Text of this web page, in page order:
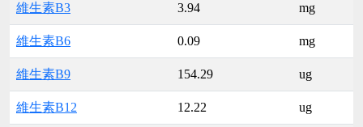
維生素B3 3.94 mg
維生素B6 0.09 mg
維生素B9 154.29 ug
維生素B12 12.22 ug